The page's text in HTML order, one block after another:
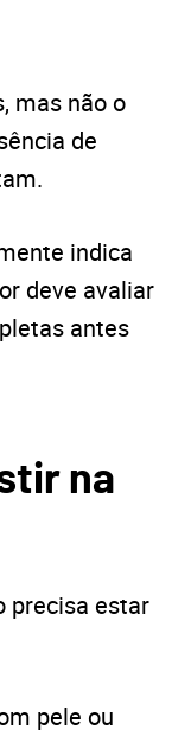
mas não o
de
indica
deve avaliar
antes
na
precisa estar
pele ou